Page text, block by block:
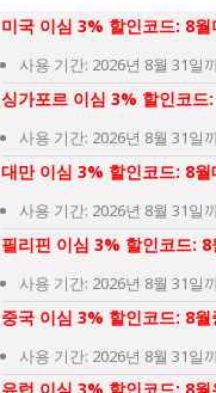
미국 이심 3% 할인코드: 8월
사용 기간: 2026년 8월 31일
싱가포르 이심 3% 할인코드
사용 기간: 2026년 8월 31일
대만 이심 3% 할인코드: 8월
사용 기간: 2026년 8월 31일
필리핀 이심 3% 할인코드:
사용 기간: 2026년 8월 31일
중국 이심 3% 할인코드: 8월
사용 기간: 2026년 8월 31일